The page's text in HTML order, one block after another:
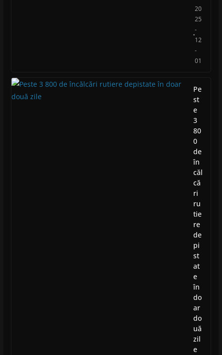
20
25
-
12
-
01
Pe
st
e
3
80
0
de
în
căl
că
ri
ru
tie
re
de
pi
st
at
e
în
do
ar
do
uă
zil
e